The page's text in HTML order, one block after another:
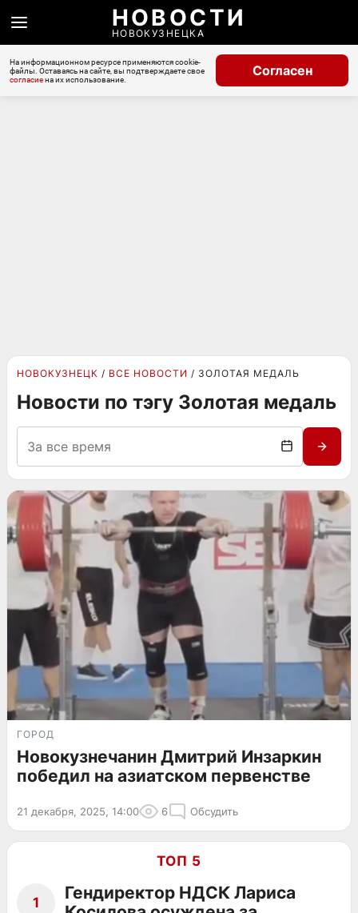
НОВОСТИ
НОВОКУЗНЕЦКА
На информационном ресурсе применяются cookie-
файлы. Оставаясь на сайте, вы подтверждаете свое
согласиена их использование.
Согласен
НОВОКУЗНЕЦК ВСЕ НОВОСТИ ЗОЛОТАЯ МЕДАЛЬ
Новости по тэгу Золотая медаль
ГОРОД
Новокузнечанин Дмитрий Инзаркин
победил на азиатском первенстве
21 декабря, 2025, 14:00 6 Обсудить
ТОП 5
1
Гендиректор НДСК Лариса